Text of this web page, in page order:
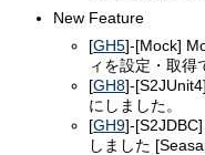
New Feature
[GH5]-[Mock]
ィを設定・取得
[GH8]-
にしました。
[GH9]-
しました